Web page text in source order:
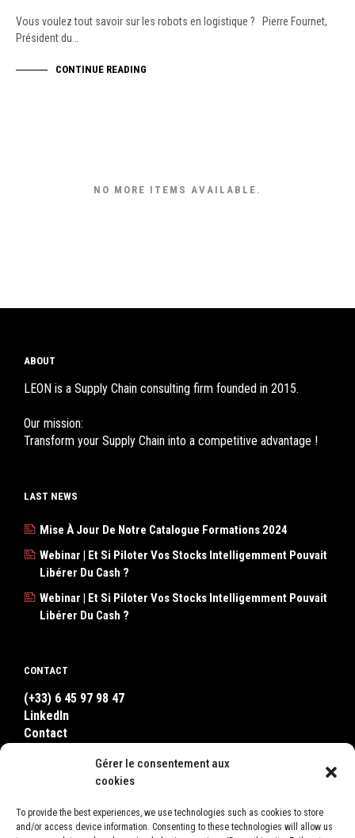
Gérer le consentement aux
cookies
To provide the best experiences, we use technologies such as cookies to store
and/or access device information. Consenting to these technologies will allow us
Vous voulez tout savoir sur les robots en logistique ? Pierre Fournet,
Président du…
CONTINUE READING
NO MORE ITEMS AVAILABLE.
ABOUT
LEON is a Supply Chain consulting firm founded in 2015.
Our mission:
Transform your Supply Chain into a competitive advantage !
LAST NEWS
Mise À Jour De Notre Catalogue Formations 2024
Webinar | Et Si Piloter Vos Stocks Intelligemment Pouvait
Libérer Du Cash ?
Webinar | Et Si Piloter Vos Stocks Intelligemment Pouvait
Libérer Du Cash ?
CONTACT
(+33) 6 45 97 98 47
LinkedIn
Contact
WHERE TO FIND US ?
LEON